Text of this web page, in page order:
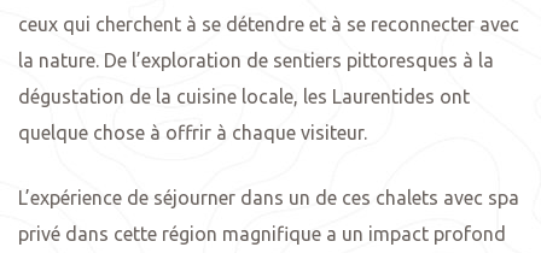
ceux qui cherchent à se détendre et à se reconnecter avec
la nature. De l’exploration de sentiers pittoresques à la
dégustation de la cuisine locale, les Laurentides ont
quelque chose à offrir à chaque visiteur.
L’expérience de séjourner dans un de ces chalets avec spa
privé dans cette région magnifique a un impact profond